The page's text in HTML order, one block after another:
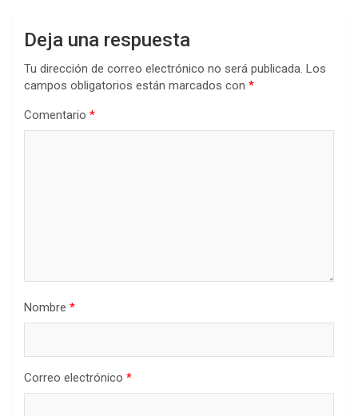
Deja una respuesta
Tu dirección de correo electrónico no será publicada. Los
campos obligatorios están marcados con *
Comentario *
Nombre *
Correo electrónico *